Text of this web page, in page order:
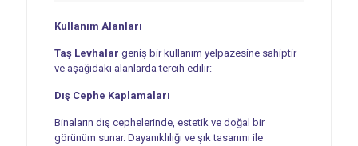
Kullanım Alanları
Taş Levhalar geniş bir kullanım yelpazesine sahiptir
ve aşağıdaki alanlarda tercih edilir:
Dış Cephe Kaplamaları
Binaların dış cephelerinde, estetik ve doğal bir
görünüm sunar. Dayanıklılığı ve şık tasarımı ile